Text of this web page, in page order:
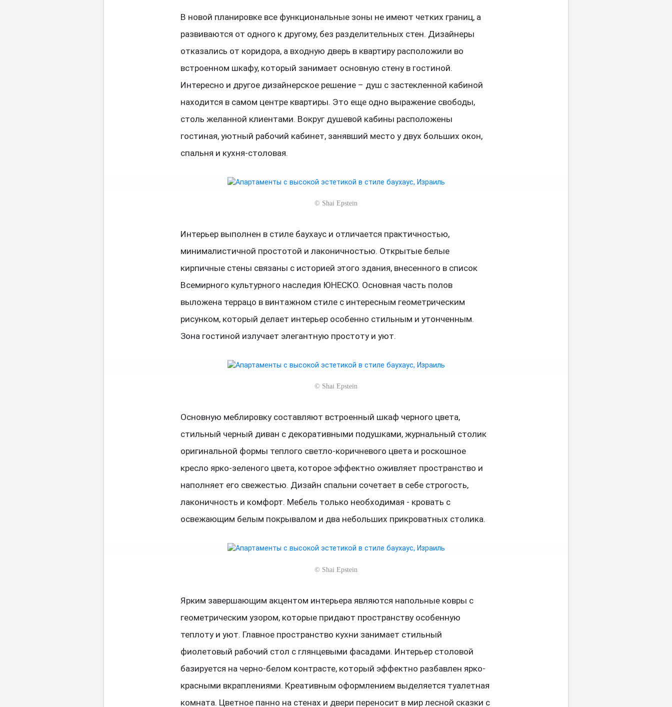
В новой планировке все функциональные зоны не имеют четких границ, а
развиваются от одного к другому, без разделительных стен. Дизайнеры
отказались от коридора, а входную дверь в квартиру расположили во
встроенном шкафу, который занимает основную стену в гостиной.
Интересно и другое дизайнерское решение – душ с застекленной кабиной
находится в самом центре квартиры. Это еще одно выражение свободы,
столь желанной клиентами. Вокруг душевой кабины расположены
гостиная, уютный рабочий кабинет, занявший место у двух больших окон,
спальня и кухня-столовая.
© Shai Epstein
Интерьер выполнен в стиле баухаус и отличается практичностью,
минималистичной простотой и лаконичностью. Открытые белые
кирпичные стены связаны с историей этого здания, внесенного в список
Всемирного культурного наследия ЮНЕСКО. Основная часть полов
выложена террацо в винтажном стиле с интересным геометрическим
рисунком, который делает интерьер особенно стильным и утонченным.
Зона гостиной излучает элегантную простоту и уют.
© Shai Epstein
Основную меблировку составляют встроенный шкаф черного цвета,
стильный черный диван с декоративными подушками, журнальный столик
оригинальной формы теплого светло-коричневого цвета и роскошное
кресло ярко-зеленого цвета, которое эффектно оживляет пространство и
наполняет его свежестью. Дизайн спальни сочетает в себе строгость,
лаконичность и комфорт. Мебель только необходимая - кровать с
освежающим белым покрывалом и два небольших прикроватных столика.
© Shai Epstein
Ярким завершающим акцентом интерьера являются напольные ковры с
геометрическим узором, которые придают пространству особенную
теплоту и уют. Главное пространство кухни занимает стильный
фиолетовый рабочий стол с глянцевыми фасадами. Интерьер столовой
базируется на черно-белом контрасте, который эффектно разбавлен ярко-
красными вкраплениями. Креативным оформлением выделяется туалетная
комната. Цветное панно на стенах и двери переносит в мир лесной сказки с